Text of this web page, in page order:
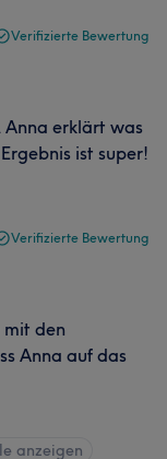
Verifizierte Bewertung
Anna erklärt was
ist super!
Verifizierte Bewertung
mit den
Anna auf das
anzeigen